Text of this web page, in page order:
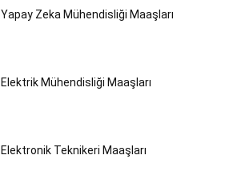
Yapay Zeka Mühendisliği Maaşları
Elektrik Mühendisliği Maaşları
Elektronik Teknikeri Maaşları